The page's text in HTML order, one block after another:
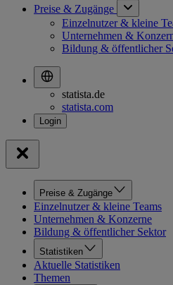
Preise & Zugänge
Einzelnutzer & kleine
Unternehmen &
Bildung & öffentlicher
statista.de
statista.com
Preise & Zugänge
Einzelnutzer & kleine Teams
Unternehmen & Konzerne
Bildung & öffentlicher Sektor
Statistiken
Aktuelle Statistiken
Themen